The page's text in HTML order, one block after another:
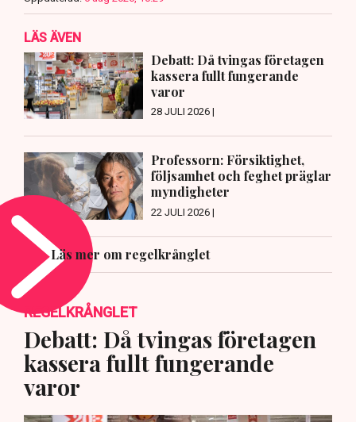
LÄS ÄVEN
Debatt: Då tvingas företagen
kassera fullt fungerande
varor
28 JULI 2026 |
Professorn: Försiktighet,
följsamhet och feghet präglar
myndigheter
22 JULI 2026 |
Läs mer om regelkrånglet
REGELKRÅNGLET
Debatt: Då tvingas företagen
kassera fullt fungerande
varor